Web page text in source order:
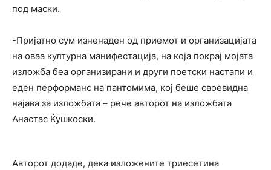
под маски.
-Пријатно сум изненаден од приемот и организацијата
на оваа културна манифестација, на која покрај мојата
изложба беа организирани и други поетски настапи и
еден перформанс на пантомима, кој беше своевидна
најава за изложбата – рече авторот на изложбата
Анастас Ќушкоски.
Авторот додаде, дека изложените триесетина